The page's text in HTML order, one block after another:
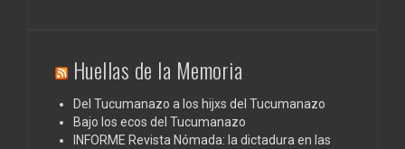
Huellas de la Memoria
Del Tucumanazo a los hijxs del Tucumanazo
Bajo los ecos del Tucumanazo
INFORME Revista Nómada: la dictadura en las